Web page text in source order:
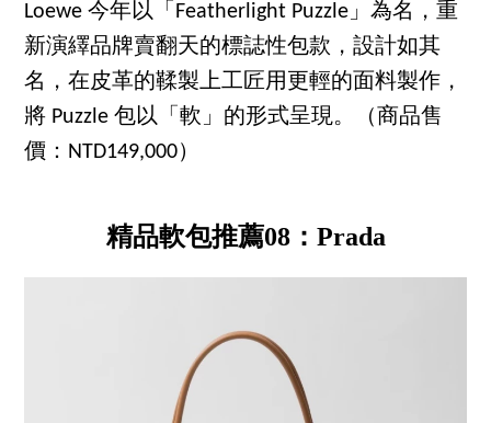
Loewe 今年以「Featherlight Puzzle」為名，重
新演繹品牌賣翻天的標誌性包款，設計如其
名，在皮革的鞣製上工匠用更輕的面料製作，
將 Puzzle 包以「軟」的形式呈現。（商品售
價：NTD149,000）
精品軟包推薦08：Prada